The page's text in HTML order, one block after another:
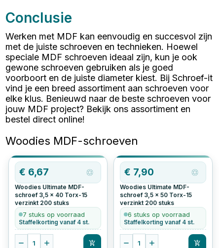
Conclusie
Werken met MDF kan eenvoudig en succesvol zijn
met de juiste schroeven en technieken. Hoewel
speciale MDF schroeven ideaal zijn, kun je ook
gewone schroeven gebruiken als je goed
voorboort en de juiste diameter kiest. Bij Schroef-it
vind je een breed assortiment aan schroeven voor
elke klus. Benieuwd naar de beste schroeven voor
jouw MDF project? Bekijk ons assortiment en
bestel direct online!
Woodies MDF-schroeven
€ 6,67
Woodies Ultimate MDF-
schroef 3,5 x 40 Torx-15
verzinkt 200 stuks
7 stuks op voorraad
Staffelkorting vanaf 4 st.
1
€ 7,90
Woodies Ultimate MDF-
schroef 3,5 x 50 Torx-15
verzinkt 200 stuks
6 stuks op voorraad
Staffelkorting vanaf 4 st.
1